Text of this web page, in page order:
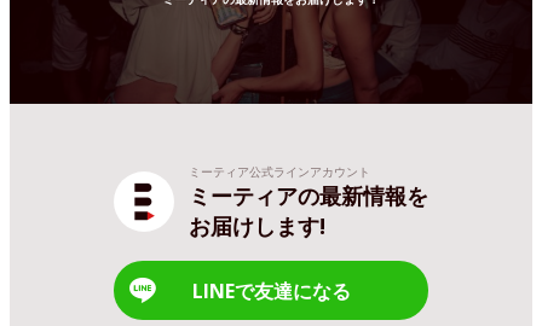
ミーティア公式ラインアカウント
ミーティアの最新情報を
お届けします!
LINEで友達になる